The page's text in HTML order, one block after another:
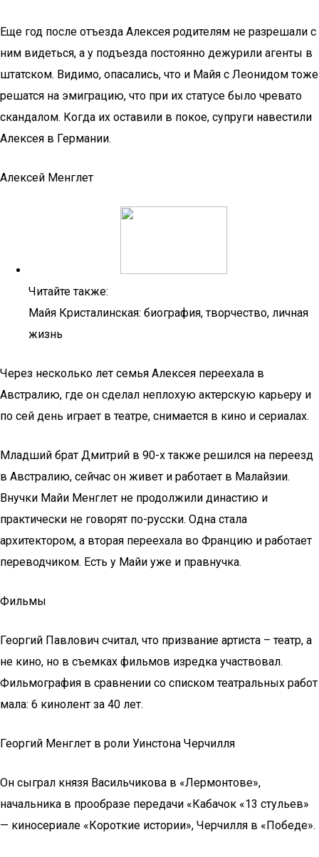
Еще год после отъезда Алексея родителям не разрешали с
ним видеться, а у подъезда постоянно дежурили агенты в
штатском. Видимо, опасались, что и Майя с Леонидом тоже
решатся на эмиграцию, что при их статусе было чревато
скандалом. Когда их оставили в покое, супруги навестили
Алексея в Германии.
Алексей Менглет
Читайте также:
Майя Кристалинская: биография, творчество, личная
жизнь
Через несколько лет семья Алексея переехала в
Австралию, где он сделал неплохую актерскую карьеру и
по сей день играет в театре, снимается в кино и сериалах.
Младший брат Дмитрий в 90-х также решился на переезд
в Австралию, сейчас он живет и работает в Малайзии.
Внучки Майи Менглет не продолжили династию и
практически не говорят по-русски. Одна стала
архитектором, а вторая переехала во Францию и работает
переводчиком. Есть у Майи уже и правнучка.
Фильмы
Георгий Павлович считал, что призвание артиста – театр, а
не кино, но в съемках фильмов изредка участвовал.
Фильмография в сравнении со списком театральных работ
мала: 6 кинолент за 40 лет.
Георгий Менглет в роли Уинстона Черчилля
Он сыграл князя Васильчикова в «Лермонтове»,
начальника в прообразе передачи «Кабачок «13 стульев»
— киносериале «Короткие истории», Черчилля в «Победе».